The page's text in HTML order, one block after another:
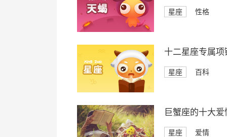
星座 性格
十二星座专属项
星座 百科
巨蟹座的十大
星座 爱情